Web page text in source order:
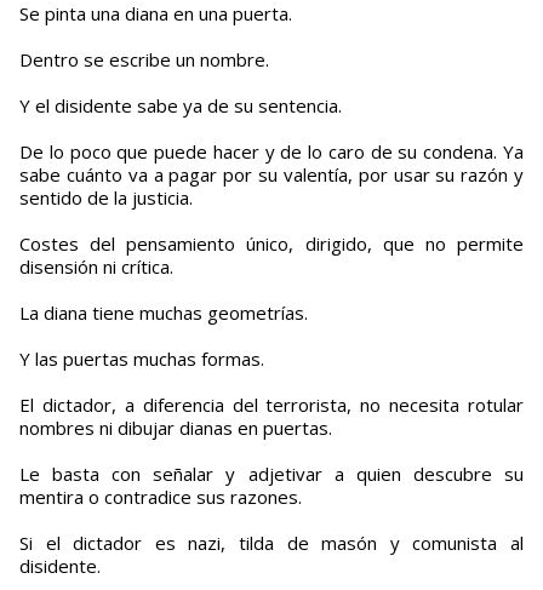
Se pinta una diana en una puerta.
Dentro se escribe un nombre.
Y el disidente sabe ya de su sentencia.
De lo poco que puede hacer y de lo caro de su condena. Ya
sabe cuánto va a pagar por su valentía, por usar su razón y
sentido de la justicia.
Costes del pensamiento único, dirigido, que no permite
disensión ni crítica.
La diana tiene muchas geometrías.
Y las puertas muchas formas.
El dictador, a diferencia del terrorista, no necesita rotular
nombres ni dibujar dianas en puertas.
Le basta con señalar y adjetivar a quien descubre su
mentira o contradice sus razones.
Si el dictador es nazi, tilda de masón y comunista al
disidente.